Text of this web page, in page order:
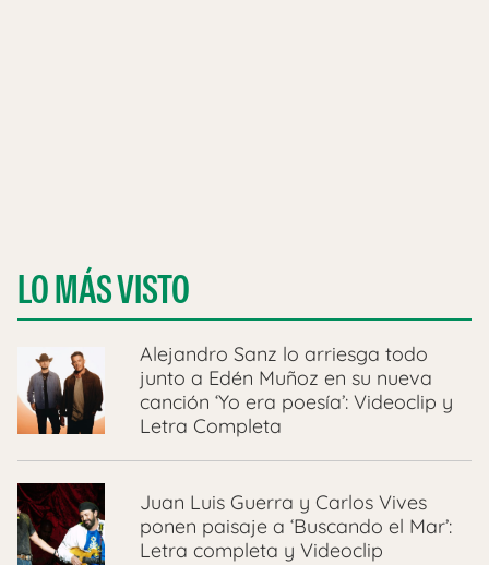
LO MÁS VISTO
Alejandro Sanz lo arriesga todo
junto a Edén Muñoz en su nueva
canción ‘Yo era poesía’: Videoclip y
Letra Completa
Juan Luis Guerra y Carlos Vives
ponen paisaje a ‘Buscando el Mar’:
Letra completa y Videoclip